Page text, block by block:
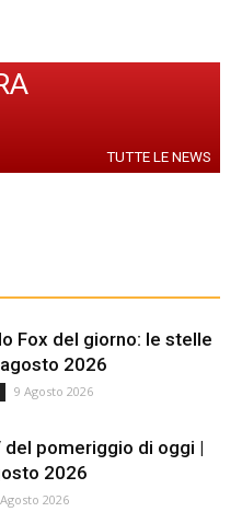
TUTTE LE NEWS
Fox del giorno: le stelle
2026
9 Agosto 2026
pomeriggio di oggi |
2026
2026